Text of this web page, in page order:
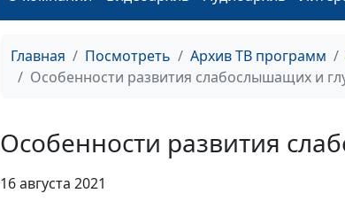
Главная Посмотреть Архив ТВ программ
Особенности развития слабослышащих и
Особенности развития
16 августа 2021